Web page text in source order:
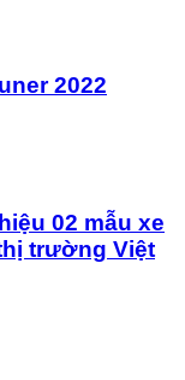
2022
02 mẫu xe
trường Việt